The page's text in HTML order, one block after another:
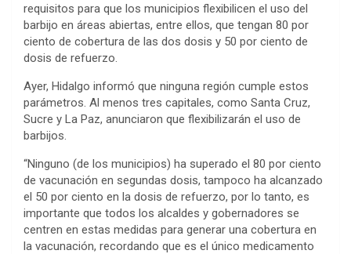
requisitos para que los municipios flexibilicen el uso del
barbijo en áreas abiertas, entre ellos, que tengan 80 por
ciento de cobertura de las dos dosis y 50 por ciento de
dosis de refuerzo.
Ayer, Hidalgo informó que ninguna región cumple estos
parámetros. Al menos tres capitales, como Santa Cruz,
Sucre y La Paz, anunciaron que flexibilizarán el uso de
barbijos.
“Ninguno (de los municipios) ha superado el 80 por ciento
de vacunación en segundas dosis, tampoco ha alcanzado
el 50 por ciento en la dosis de refuerzo, por lo tanto, es
importante que todos los alcaldes y gobernadores se
centren en estas medidas para generar una cobertura en
la vacunación, recordando que es el único medicamento